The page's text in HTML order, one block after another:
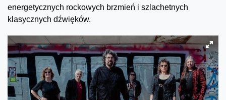
energetycznych rockowych brzmień i szlachetnych
klasycznych dźwięków.